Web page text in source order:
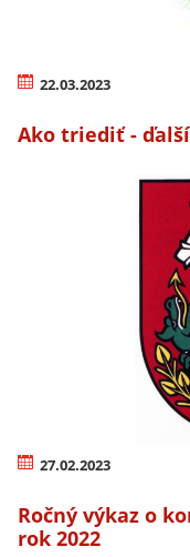
22.03.2023
Ako triediť -
27.02.2023
Ročný výkaz o
rok 2022